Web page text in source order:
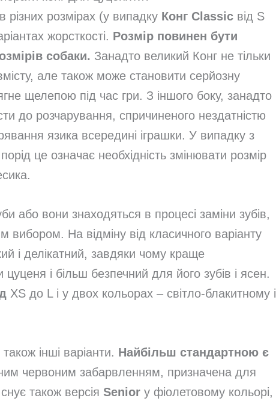
різних розмірах (у випадку Конг Classic від S
жорсткості. Розмір повинен бути
собаки. Занадто великий Конг не тільки
але також може становити серйозну
щелепою під час гри. З іншого боку, занадто
до розчарування, спричиненого нездатністю
язика всередині іграшки. У випадку з
це означає необхідність змінювати розмір
або вони знаходяться в процесі заміни зубів,
вибором. На відміну від класичного варіанту
і делікатний, завдяки чому краще
і більш безпечний для його зубів і ясен.
XS до L і у двох кольорах – світло-блакитному і
інші варіанти. Найбільш стандартною є
червоним забарвленням, призначена для
також версія Senior у фіолетовому кольорі,